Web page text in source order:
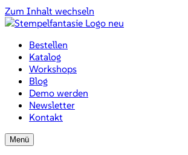
Zum Inhalt wechseln
Bestellen
Katalog
Workshops
Blog
Demo werden
Newsletter
Kontakt
Menü